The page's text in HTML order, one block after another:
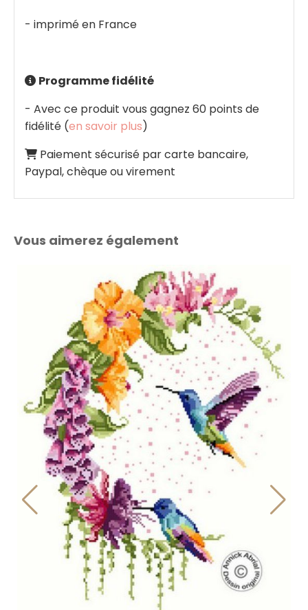
- imprimé en France
 Programme fidélité
- Avec ce produit vous gagnez 60 points de
fidélité (en savoir plus)
 Paiement sécurisé par carte bancaire,
Paypal, chèque ou virement
Vous aimerez également
Tri fils le Colibri - Annick Abrial
11,00